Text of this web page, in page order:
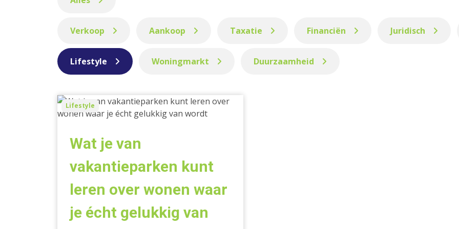
Verkoop Aankoop Taxatie Financiën Juridisch
Lifestyle Woningmarkt Duurzaamheid
Wat
je
vakantieparken
kunt
leren
over
wonen
écht
Lifestyle
Wat je van
vakantieparken kunt
leren over wonen waar
je écht gelukkig van